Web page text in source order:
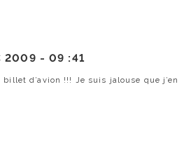
2009 -09 :41
d’avion !!! Je suis jalouse que j’en